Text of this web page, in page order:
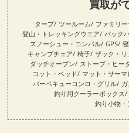
買取が
タープ ツールーム ファミリー
登山・トレッキングウエア
バック
スノーシュー・コンパル GPS
キャンプチェア 椅子 ザック・リ
ダッチオーブン
ストーブ・ヒー
コット・ベッド
マット・サーマ
バーベキューコンロ・グリル
釣り用クーラーボックス
釣り小物・